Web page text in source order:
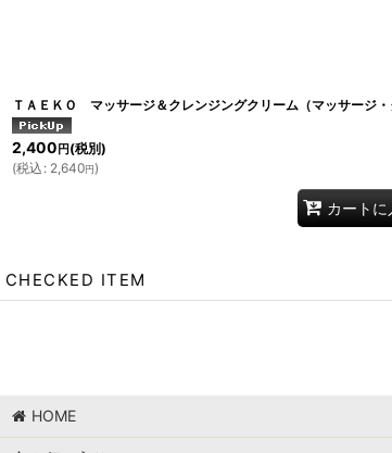
ＴＡＥＫＯ マッサージ＆クレンジングクリーム（マッサージ
2,400 円 (税別)
(税込 : 2,640円)
カートに
CHECKED ITEM
HOME